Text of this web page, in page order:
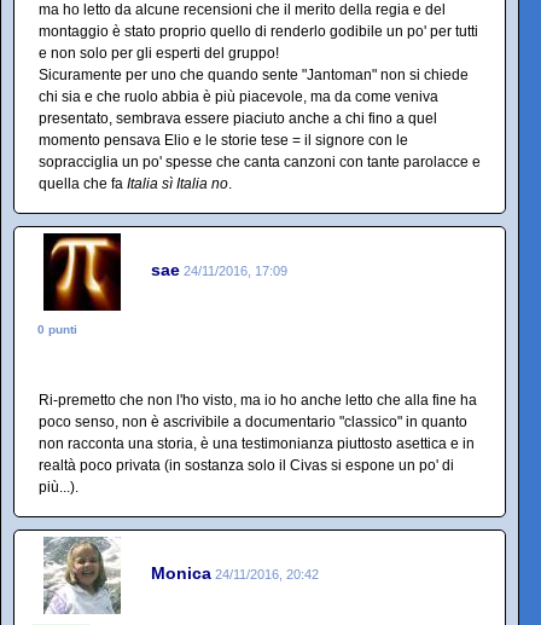
ma ho letto da alcune recensioni che il merito della regia e del
montaggio è stato proprio quello di renderlo godibile un po' per tutti
e non solo per gli esperti del gruppo!
Sicuramente per uno che quando sente "Jantoman" non si chiede
chi sia e che ruolo abbia è più piacevole, ma da come veniva
presentato, sembrava essere piaciuto anche a chi fino a quel
momento pensava Elio e le storie tese = il signore con le
sopracciglia un po' spesse che canta canzoni con tante parolacce e
quella che fa Italia sì Italia no.
sae 24/11/2016, 17:09
0 punti
Ri-premetto che non l'ho visto, ma io ho anche letto che alla fine ha
poco senso, non è ascrivibile a documentario "classico" in quanto
non racconta una storia, è una testimonianza piuttosto asettica e in
realtà poco privata (in sostanza solo il Civas si espone un po' di
più...).
Monica 24/11/2016, 20:42